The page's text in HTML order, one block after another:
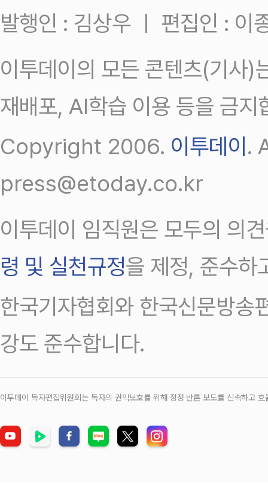
발행인 : 김상우 ㅣ 편집인 : 이
이투데이의 모든 콘텐츠(기사)
재배포, AI학습 이용 등을 금지
Copyright 2006. 이투데이.
press@etoday.co.kr
이투데이 임직원은 모두의 의
령 및 실천규정을 제정, 준수하
한국기자협회와 한국신문방송
강도 준수합니다.
이투데이 독자편집위원회는 독자의 권익보호를 위해 정정‧반론 보도를 신속하고